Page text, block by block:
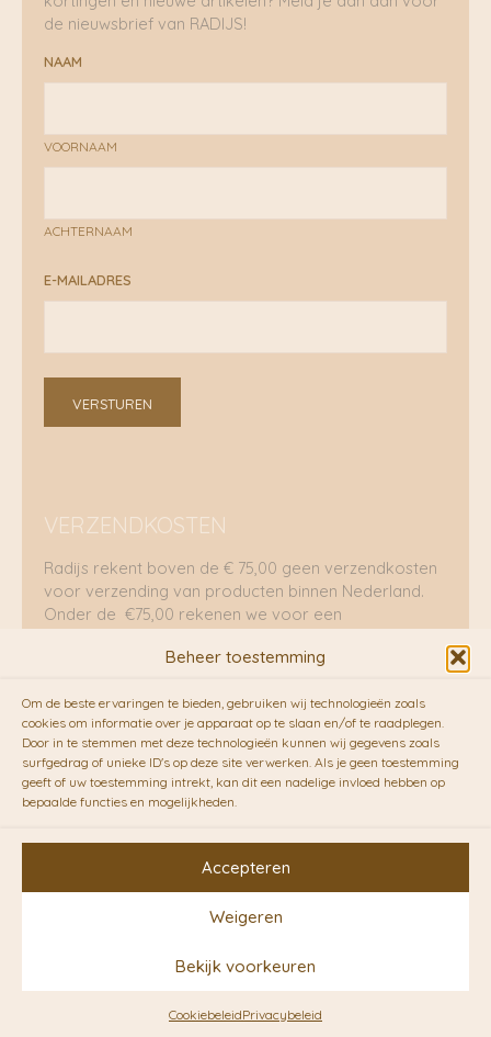
Beheer toestemming
Om de beste ervaringen te bieden, gebruiken wij technologieën zoals
cookies om informatie over je apparaat op te slaan en/of te raadplegen.
Door in te stemmen met deze technologieën kunnen wij gegevens zoals
surfgedrag of unieke ID's op deze site verwerken. Als je geen toestemming
geeft of uw toestemming intrekt, kan dit een nadelige invloed hebben op
bepaalde functies en mogelijkheden.
Accepteren
Weigeren
Bekijk voorkeuren
CookiebeleidPrivacybeleid
de nieuwsbrief van RADIJS!
NAAM
VOORNAAM
ACHTERNAAM
E-MAILADRES
VERSTUREN
VERZENDKOSTEN
Radijs rekent boven de € 75,00 geen verzendkosten
voor verzending van producten binnen Nederland.
Onder de €75,00 rekenen we voor een
RADIJS werkt samen met de duurzame bezorgdienst
vanFietskoeriers.nl. Pakketten (mits voorradig) voor
10.00 uur besteld op een doordeweekse dag,
bezorgen zij soms nog op dezelfde dag in de
avonduren! Brievenbuspakjes de volgende dag. En
waar mogelijk ook echt op de fiets!!
Conceptstore | Designed by
Ontwerpunie